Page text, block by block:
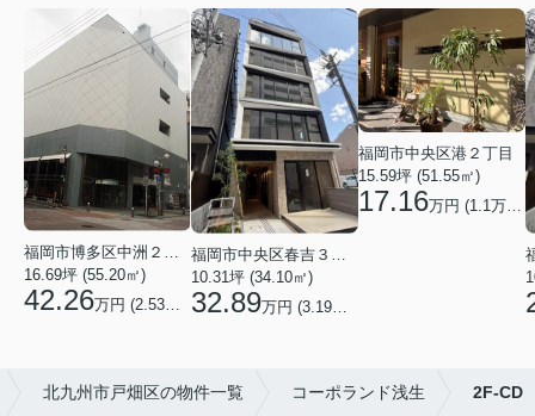
16.69坪 (55.20㎡)
42.26万円 (2.53万円/坪)
10.31坪 (34.10㎡)
32.89万円 (3.19万円/坪)
福岡市中央区港２丁目
15.59坪 (51.55㎡)
17.16万円 (1.1万円/坪)
北九州市戸畑区の物件一覧 コーポランド浅生 2F-CD